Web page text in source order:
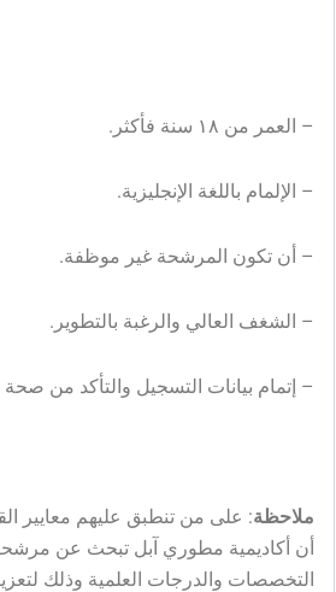
– العمر من ١٨ سنة فأكثر.
– الإلمام باللغة الإنجليزية.
– أن تكون المرشحة غير موظفة.
– الشغف العالي والرغبة بالتطوير.
– إتمام بيانات التسجيل والتأكد من
ملاحظة: على من تنطبق عليهم معايير
أن أكاديمية مطوري آبل تبحث عن
التخصصات والدرجات العلمية وذلك لتعزيز